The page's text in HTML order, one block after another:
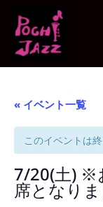
« イベント一覧
このイベントは終
7/20(土) ※
席となり